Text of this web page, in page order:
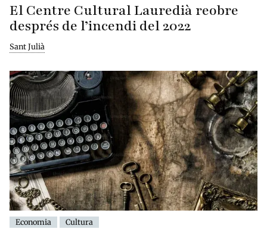
El Centre Cultural Lauredià reobre
després de l’incendi del 2022
Sant Julià
Economia Cultura